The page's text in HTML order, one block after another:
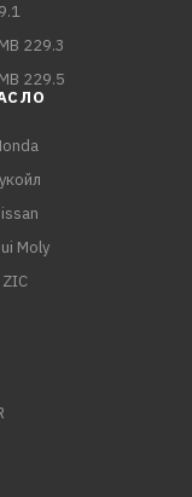
229.3
229.5
Moly